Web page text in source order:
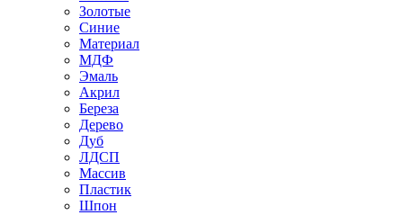
Золотые
Синие
Материал
МДФ
Эмаль
Акрил
Береза
Дерево
Дуб
ЛДСП
Массив
Пластик
Шпон